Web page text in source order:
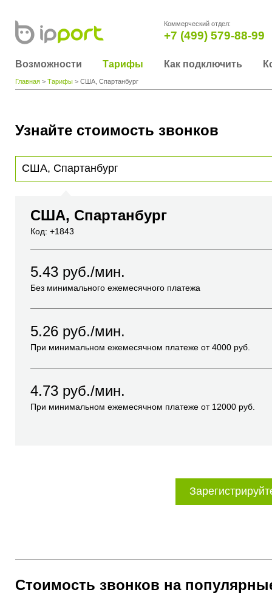
Коммерческий отдел:
+7 (499) 579-88-99
Возможности Тарифы Как подключить
Главная > Тарифы > США, Спартанбург
Узнайте стоимость звонков
США, Спартанбург
Код: +1843
5.43 руб./мин.
Без минимального ежемесячного платежа
5.26 руб./мин.
При минимальном ежемесячном платеже от4000 руб.
4.73 руб./мин.
При минимальном ежемесячном платеже от 12000 руб.
Стоимость звонков на